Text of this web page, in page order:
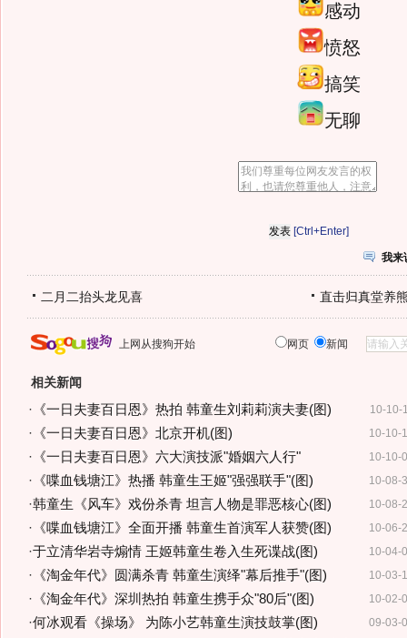
感动
愤怒
搞笑
无聊
[Ctrl+Enter]
我来
二月二抬头龙见喜 直击归真堂养
上网从搜狗开始 网页 新闻
相关新闻
10-10-
· 《一日夫妻百日恩》热拍 韩童生刘莉莉演夫妻(图)
10-10-
· 《一日夫妻百日恩》北京开机(图)
10-10-
· 《一日夫妻百日恩》六大演技派"婚姻六人行"
10-08-
· 《喋血钱塘江》热播 韩童生王姬"强强联手"(图)
10-08-
·韩童生《风车》戏份杀青 坦言人物是罪恶核心(图)
10-06-
· 《喋血钱塘江》全面开播 韩童生首演军人获赞(图)
10-04-
·于立清华岩寺煽情 王姬韩童生卷入生死谍战(图)
10-03-
· 《淘金年代》圆满杀青 韩童生演绎"幕后推手"(图)
10-02-
· 《淘金年代》深圳热拍 韩童生携手众"80后"(图)
09-03-
·何冰观看《操场》 为陈小艺韩童生演技鼓掌(图)